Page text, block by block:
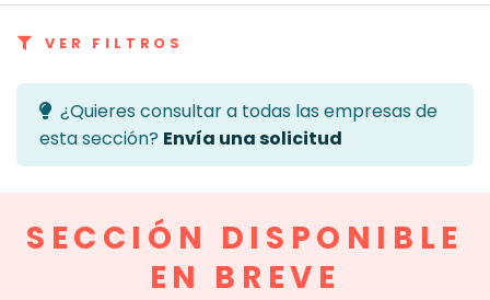
VER FILTROS
¿Quieres consultar a todas las empresas de
esta sección? Envía una solicitud
SECCIÓN DISPONIBLE
EN BREVE